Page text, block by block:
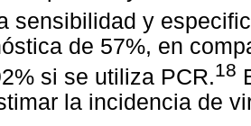
sensibilidad y
de 57%, en
si se utiliza PCR.18
la incidencia de